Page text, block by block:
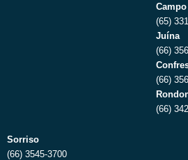
(65)
Juína
(66)
(66)
(66)
Sorriso
(66) 3545-3700